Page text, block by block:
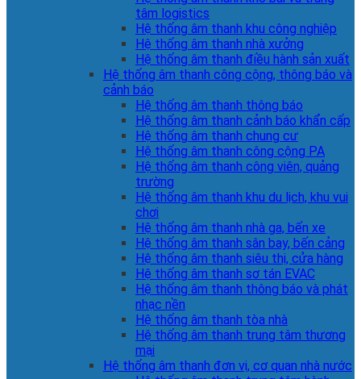
tâm logistics
Hệ thống âm thanh khu công nghiệp
Hệ thống âm thanh nhà xưởng
Hệ thống âm thanh điều hành sản xuất
Hệ thống âm thanh công cộng, thông báo và
cảnh báo
Hệ thống âm thanh thông báo
Hệ thống âm thanh cảnh báo khẩn cấp
Hệ thống âm thanh chung cư
Hệ thống âm thanh công cộng PA
Hệ thống âm thanh công viên, quảng
trường
Hệ thống âm thanh khu du lịch, khu vui
chơi
Hệ thống âm thanh nhà ga, bến xe
Hệ thống âm thanh sân bay, bến cảng
Hệ thống âm thanh siêu thị, cửa hàng
Hệ thống âm thanh sơ tán EVAC
Hệ thống âm thanh thông báo và phát
nhạc nền
Hệ thống âm thanh tòa nhà
Hệ thống âm thanh trung tâm thương
mại
Hệ thống âm thanh đơn vị, cơ quan nhà nước